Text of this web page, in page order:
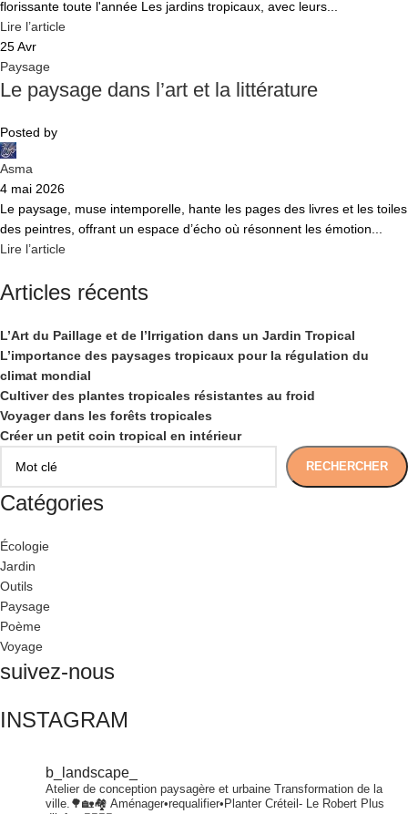
florissante toute l'année Les jardins tropicaux, avec leurs...
Lire l’article
25Avr
Paysage
Le paysage dans l’art et la littérature
Posted by
Asma
4 mai 2026
Le paysage, muse intemporelle, hante les pages des livres et les toiles
des peintres, offrant un espace d’écho où résonnent les émotion...
Lire l’article
Articles récents
L’Art du Paillage et de l’Irrigation dans un Jardin Tropical
L’importance des paysages tropicaux pour la régulation du
climat mondial
Cultiver des plantes tropicales résistantes au froid
Voyager dans les forêts tropicales
Créer un petit coin tropical en intérieur
RECHERCHER
Catégories
Écologie
Jardin
Outils
Paysage
Poème
Voyage
suivez-nous
INSTAGRAM
b_landscape_
Atelier de conception paysagère et urbaine Transformation de la
ville.🌳🏡🏘 Aménager•requalifier•Planter Créteil- Le Robert Plus